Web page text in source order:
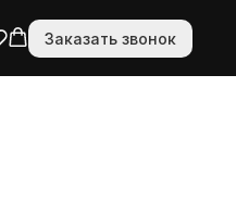
Заказать звонок